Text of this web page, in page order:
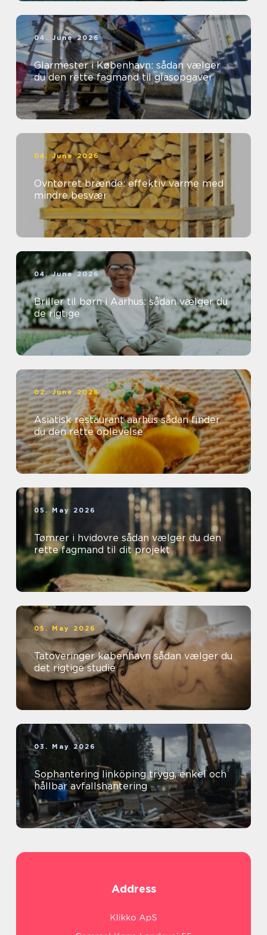
04. June 2026
Glarmester i København: sådan vælger
du den rette fagmand til glasopgaver
04. June 2026
Ovntørret brænde: effektiv varme med
mindre besvær
04. June 2026
Briller til børn i Aarhus: sådan vælger du
de rigtige
02. June 2026
Asiatisk restaurant aarhus sådan finder
du den rette oplevelse
05. May 2026
Tømrer i hvidovre sådan vælger du den
rette fagmand til dit projekt
05. May 2026
Tatoveringer københavn sådan vælger du
det rigtige studie
03. May 2026
Sophantering linköping trygg, enkel och
hållbar avfallshantering
Address